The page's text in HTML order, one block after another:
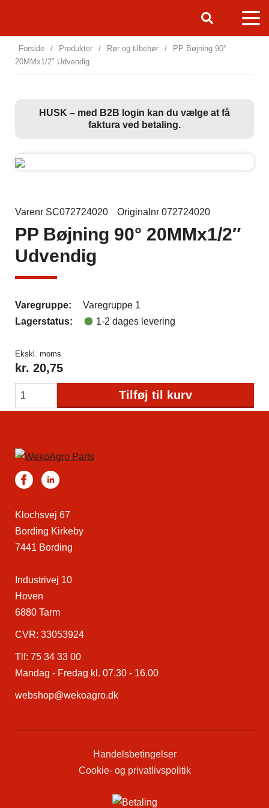
Forside / Produkter / Rør og tilbehør /
PP Bøjning 90°
20MMx1/2″ Udvendig
HUSK – med B2B login kan du vælge at få
faktura ved betaling.
Varenr SC072724020 Originalnr 072724020
PP Bøjning 90° 20MMx1/2″
Udvendig
Varegruppe:
Varegruppe 1
Lagerstatus:
1-2 dages levering
Ekskl. moms
kr. 20,75
Tilføj til kurv
Klochsvej 67
Bording Kirkeby
7441 Bording
Industrivej 10
Hoven
6880 Tarm
CVR: 33053924
Tlf: 75 34 33 00
Mandag - Fredag kl. 07.30 - 16.00
webshop@wekoagro.dk
Handelsbetingelser
Cookie- og privatlivspolitik